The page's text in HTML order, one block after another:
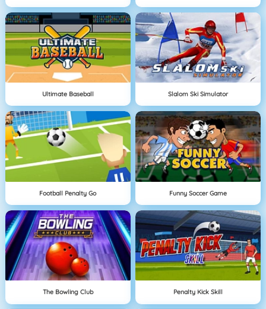
Ultimate Baseball Slalom Ski Simulator
Football Penalty Go Funny Soccer Game
The Bowling Club Penalty Kick Skill